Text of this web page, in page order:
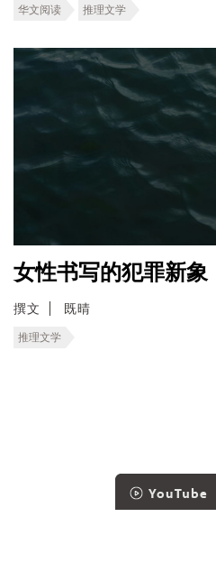
华文阅读 推理文学
女性书写的犯罪新象
撰文 既晴
推理文学